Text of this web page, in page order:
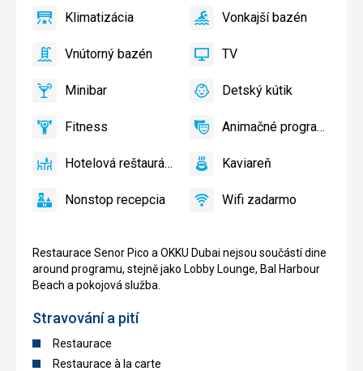
Restaurace Senor Pico a OKKU Dubai nejsou součástí dine
around programu, stejně jako Lobby Lounge, Bal Harbour
Beach a pokojová služba.
Stravování a pití
Restaurace
Restaurace à la carte
Klimatizácia
Klimatizácia
áno
VonkajšíVonkajší bazén
áno
Vnútorný
Vnútorný bazén
áno TV TV
áno
Minibar,Minibar
áno
Detský
Detské
Detský
Detský kútik
áno
FitnessFitness
áno
Animačné
Animačné programy
áno
HotelováHotelová reštaurácia
áno KaviareňKaviareň
áno
NonstopNonstop recepcia
áno
Wifi
Wifi zadarmo
áno